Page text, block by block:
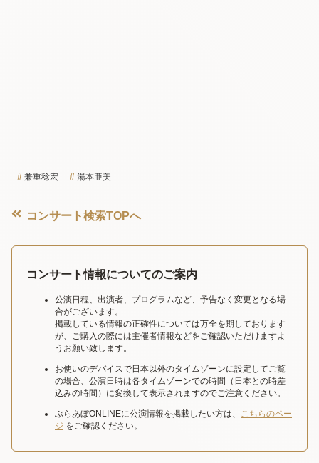
兼重稔宏 湯本亜美
コンサート検索TOPへ
コンサート情報についてのご案内
公演日程、出演者、プログラムなど、予告なく変更となる場
合がございます。
掲載している情報の正確性については万全を期しております
が、ご購入の際には主催者情報などをご確認いただけますよ
うお願い致します。
お使いのデバイスで日本以外のタイムゾーンに設定してご覧
の場合、公演日時は各タイムゾーンでの時間（日本との時差
込みの時間）に変換して表示されますのでご注意ください。
ぶらあぼONLINEに公演情報を掲載したい方は、 こちらのペー
ジ をご確認ください。